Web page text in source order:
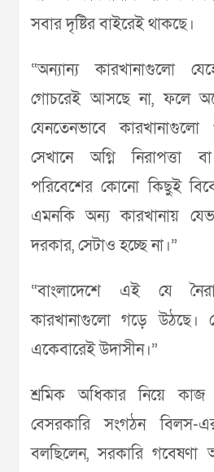
সবার দৃষ্টির বাইরেই থাকছে।
“অন্যান্য কারখানাগুলো
গোচরেই আসছে না, ফলে
যেনতেনভাবে
সেখানে অগ্নি নিরাপত্তা
পরিবেশের কোনো কিছুই
এমনকি অন্য কারখানায়
দরকার, সেটাও হচ্ছে না।”
“বাংলাদেশে এই যে
কারখানাগুলো গড়ে উঠছে।
একেবারেই উদাসীন।”
শ্রমিক অধিকার নিয়ে
বেসরকারি সংগঠন বিলস-
বলছিলেন, সরকারি গবেষণা